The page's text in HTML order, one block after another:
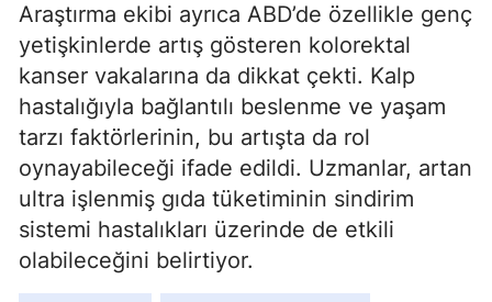
Araştırma ekibi ayrıca ABD’de özellikle genç
yetişkinlerde artış gösteren kolorektal
kanser vakalarına da dikkat çekti. Kalp
hastalığıyla bağlantılı beslenme ve yaşam
tarzı faktörlerinin, bu artışta da rol
oynayabileceği ifade edildi. Uzmanlar, artan
ultra işlenmiş gıda tüketiminin sindirim
sistemi hastalıkları üzerinde de etkili
olabileceğini belirtiyor.